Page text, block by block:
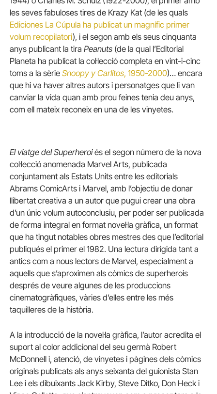
les seves fabuloses tires de Krazy Kat (de les quals
Ediciones La Cúpula ha publicat un magnífic primer
volum recopilatori), i el segon amb els seus cinquanta
anys publicant la tira Peanuts (de la qual l’Editorial
Planeta ha publicat la col·lecció completa en vint-i-cinc
toms a la sèrie Snoopy y Carlitos, 1950-2000)… encara
que hi va haver altres autors i personatges que li van
canviar la vida quan amb prou feines tenia deu anys,
com ell mateix reconeix en una de les vinyetes.
El viatge del Superheroiés el segon número de la nova
col·lecció anomenada Marvel Arts, publicada
conjuntament als Estats Units entre les editorials
Abrams ComicArts i Marvel, amb l’objectiu de donar
llibertat creativa a un autor que pugui crear una obra
d’un únic volum autoconclusiu, per poder ser publicada
de forma integral en format novel·la gràfica, un format
que ha tingut notables obres mestres des que l’editorial
publiqués el primer el 1982. Una lectura dirigida tant a
antics com a nous lectors de Marvel, especialment a
aquells que s’aproximen als còmics de superherois
després de veure algunes de les produccions
cinematogràfiques, vàries d’elles entre les més
taquilleres de la història.
A la introducció de la novel·la gràfica, l’autor acredita el
suport al color addicional del seu germà Robert
McDonnell i, atenció, de vinyetes i pàgines dels còmics
originals publicats als anys seixanta del guionista Stan
Lee i els dibuixants Jack Kirby, Steve Ditko, Don Heck i